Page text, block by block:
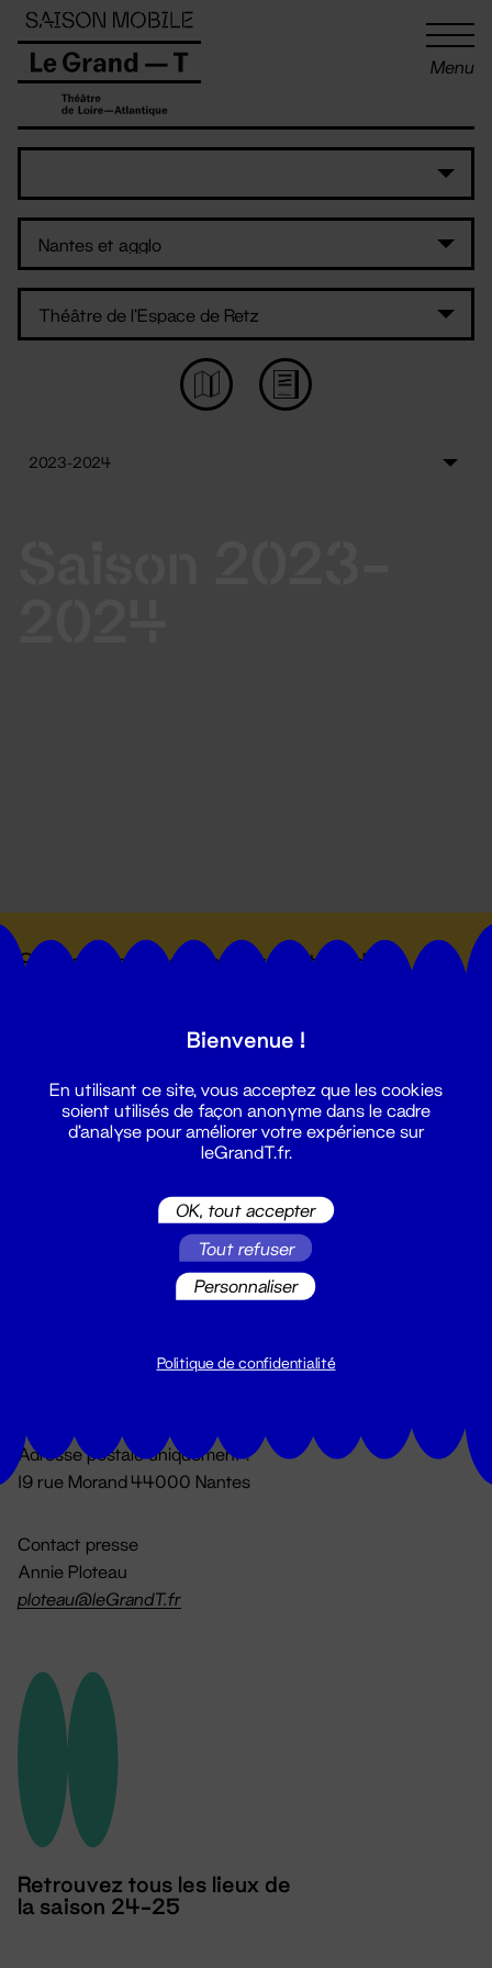
Menu
Suivez toutes les actualités du
Du lundi au vendredi 14h → 18h
Adresse postale uniquement :
19 rue Morand 44000 Nantes
Contact presse
Annie Ploteau
ploteau@leGrandT.fr
Retrouvez tous les lieux de
la saison 24-25
Panneau de gestion des cookies
Bienvenue !
En utilisant ce site, vous acceptez que les cookies
soient utilisés de façon anonyme dans le cadre
d'analyse pour améliorer votre expérience sur
leGrandT.fr.
OK, tout accepter
Tout refuser
Personnaliser
Politique de confidentialité